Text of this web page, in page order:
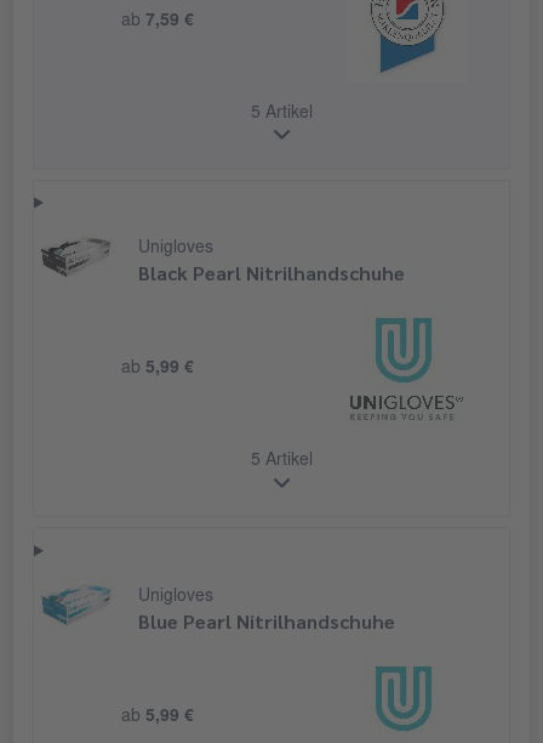
ab 7,59 €
5 Artikel
Unigloves
Black Pearl Nitrilhandschuhe
ab 5,99 €
5 Artikel
Unigloves
Blue Pearl Nitrilhandschuhe
ab 5,99 €